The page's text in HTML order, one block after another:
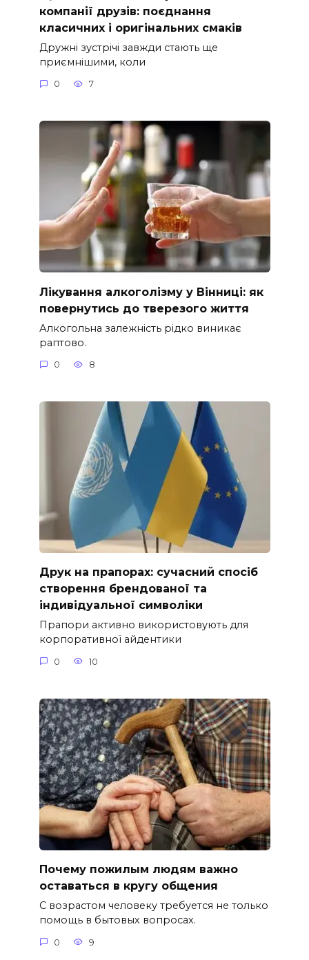
компанії друзів: поєднання
класичних і оригінальних смаків
Дружні зустрічі завжди стають ще
приємнішими, коли
0 7
Лікування алкоголізму у Вінниці: як
повернутись до тверезого життя
Алкогольна залежність рідко виникає
раптово.
0 8
Друк на прапорах: сучасний спосіб
створення брендованої та
індивідуальної символіки
Прапори активно використовують для
корпоративної айдентики
0 10
Почему пожилым людям важно
оставаться в кругу общения
С возрастом человеку требуется не только
помощь в бытовых вопросах.
0 9